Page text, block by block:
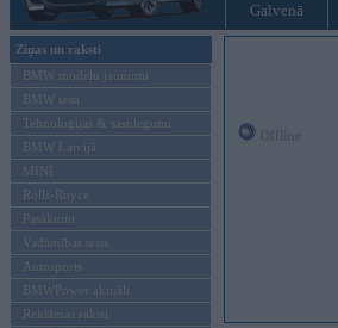
Galvenā
Ziņas un raksti
BMW modeļu jaunumi
BMW testi
Tehnoloģijas & sasniegumi
BMW Latvijā
MINI
Rolls-Royce
Pasākumi
Vadāmības tests
Autosports
BMWPower aktuāli
Reklāmas raksti